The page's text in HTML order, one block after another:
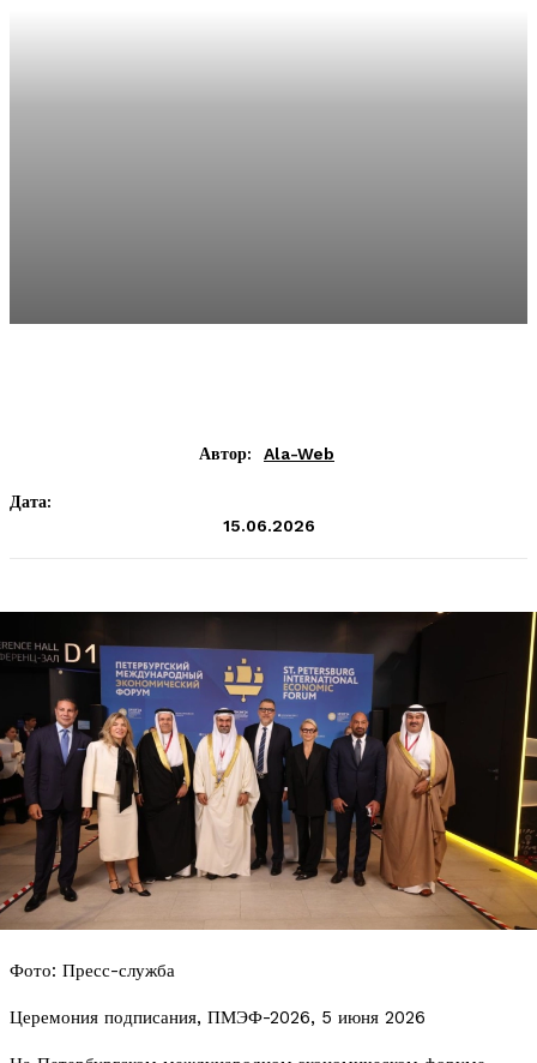
Автор: Ala-Web
Дата:
15.06.2026
Фото: Пресс-служба
Церемония подписания, ПМЭФ-2026, 5 июня 2026